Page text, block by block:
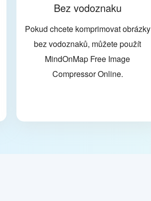
Bez vodoznaku
Pokud chcete komprimovat obrázky
bez vodoznaků, můžete použít
MindOnMap Free Image
Compressor Online.